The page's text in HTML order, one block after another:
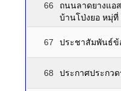
66
ถนนลาดยางแอ
บ้านโป่งยอ หมุ่ที่
67 ประชาสัมพันธ์
68 ประกาศประกว